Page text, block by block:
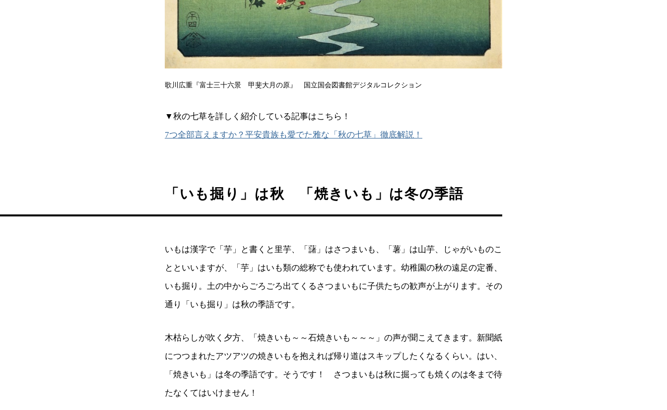
歌川広重『富士三十六景 甲斐大月の原』 国立国会図書館デジタルコレクション
▼秋の七草を詳しく紹介している記事はこちら！
7つ全部言えますか？平安貴族も愛でた雅な「秋の七草」徹底解説！
「いも掘り」は秋 「焼きいも」は冬の季語
いもは漢字で「芋」と書くと里芋、「藷」はさつまいも、「薯」は山芋、じゃがいものこ
とといいますが、「芋」はいも類の総称でも使われています。幼稚園の秋の遠足の定番、
いも掘り。土の中からごろごろ出てくるさつまいもに子供たちの歓声が上がります。その
通り「いも掘り」は秋の季語です。
木枯らしが吹く夕方、「焼きいも～～石焼きいも～～～」の声が聞こえてきます。新聞紙
につつまれたアツアツの焼きいもを抱えれば帰り道はスキップしたくなるくらい。はい、
「焼きいも」は冬の季語です。そうです！ さつまいもは秋に掘っても焼くのは冬まで待
たなくてはいけません！